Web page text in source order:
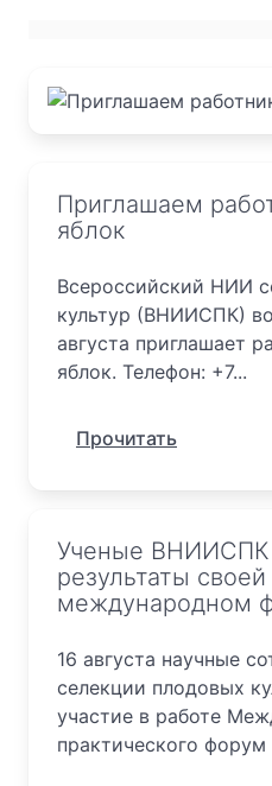
Приглашаем
яблок
Всероссийский НИИ
культур (ВНИИСПК)
августа приглашает
яблок. Телефон: +7...
Прочитать
Ученые ВНИИСПК
результаты
международном
16 августа научные
селекции плодовых
участие в работе
практического форум